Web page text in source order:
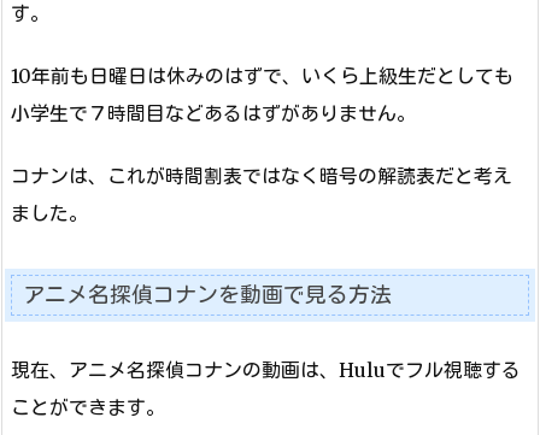
す。
10年前も日曜日は休みのはずで、いくら上級生だとしても
小学生で７時間目などあるはずがありません。
コナンは、これが時間割表ではなく暗号の解読表だと考え
ました。
アニメ名探偵コナンを動画で見る方法
現在、アニメ名探偵コナンの動画は、Huluでフル視聴する
ことができます。